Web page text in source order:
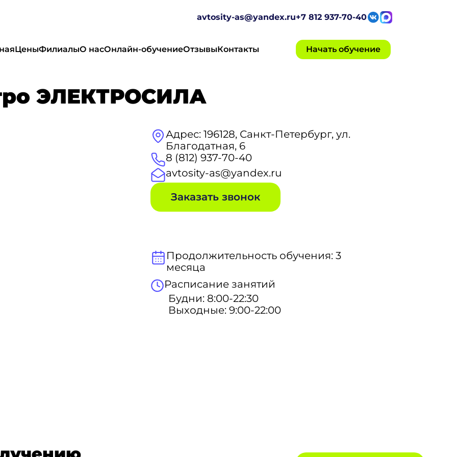
avtosity-as@yandex.ru+7 812 937-70-40
ЦеныФилиалыО насОнлайн-обучениеОтзывыКонтакты Начать обучение
ЭЛЕКТРОСИЛА
Адрес: 196128, Санкт-Петербург, ул.
Благодатная, 6
8 (812) 937-70-40
avtosity-as@yandex.ru
Заказать звонок
Продолжительность обучения: 3
месяца
Расписание занятий
Будни: 8:00-22:30
Выходные: 9:00-22:00